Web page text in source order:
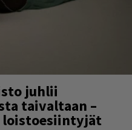
juhlii
taivaltaan –
loistoesiintyjät